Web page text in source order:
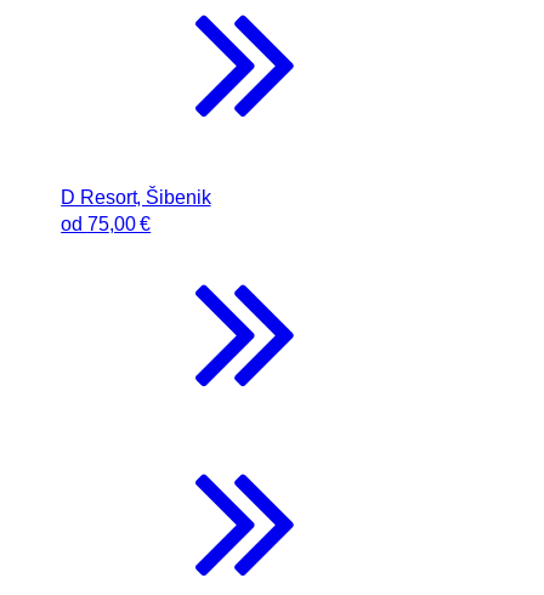
D Resort, Šibenik
od 75,00 €